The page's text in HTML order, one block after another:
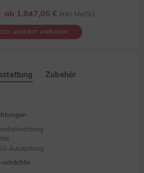
ab 1.847,05 € (inkl. MwSt.)
ANGEBOT ANFRAGEN
Zubehör
Ausstattung